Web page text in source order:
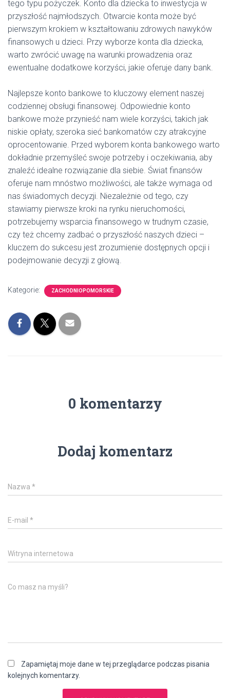
tego typu pożyczek. Konto dla dziecka to inwestycja w
przyszłość najmłodszych. Otwarcie konta może być
pierwszym krokiem w kształtowaniu zdrowych nawyków
finansowych u dzieci. Przy wyborze konta dla dziecka,
warto zwrócić uwagę na warunki prowadzenia oraz
ewentualne dodatkowe korzyści, jakie oferuje dany bank.
Najlepsze konto bankowe to kluczowy element naszej
codziennej obsługi finansowej. Odpowiednie konto
bankowe może przynieść nam wiele korzyści, takich jak
niskie opłaty, szeroka sieć bankomatów czy atrakcyjne
oprocentowanie. Przed wyborem konta bankowego warto
dokładnie przemyśleć swoje potrzeby i oczekiwania, aby
znaleźć idealne rozwiązanie dla siebie. Świat finansów
oferuje nam mnóstwo możliwości, ale także wymaga od
nas świadomych decyzji. Niezależnie od tego, czy
stawiamy pierwsze kroki na rynku nieruchomości,
potrzebujemy wsparcia finansowego w trudnym czasie,
czy też chcemy zadbać o przyszłość naszych dzieci –
kluczem do sukcesu jest zrozumienie dostępnych opcji i
podejmowanie decyzji z głową.
Kategorie: ZACHODNIOPOMORSKIE
0 komentarzy
Dodaj komentarz
Nazwa *
E-mail *
Witryna internetowa
Co masz na myśli?
Zapamiętaj moje dane w tej przeglądarce podczas pisania
kolejnych komentarzy.